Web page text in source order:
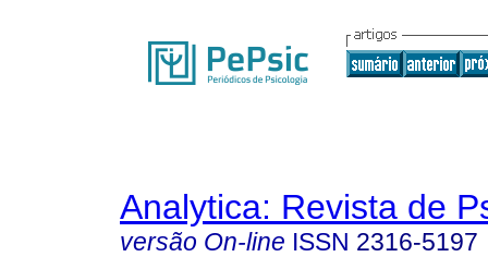
Analytica: Revista de
versão On-line ISSN 2316-5197